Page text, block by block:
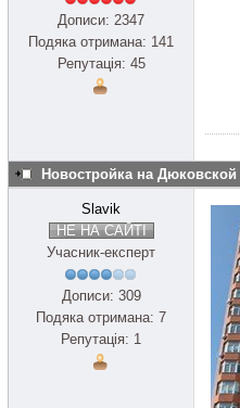
Дописи: 2347
Подяка отримана: 141
Репутація: 45
Новостройка на Дюковской
Slavik
НЕ НА САЙТІ
Учасник-експерт
Дописи: 309
Подяка отримана: 7
Репутація: 1